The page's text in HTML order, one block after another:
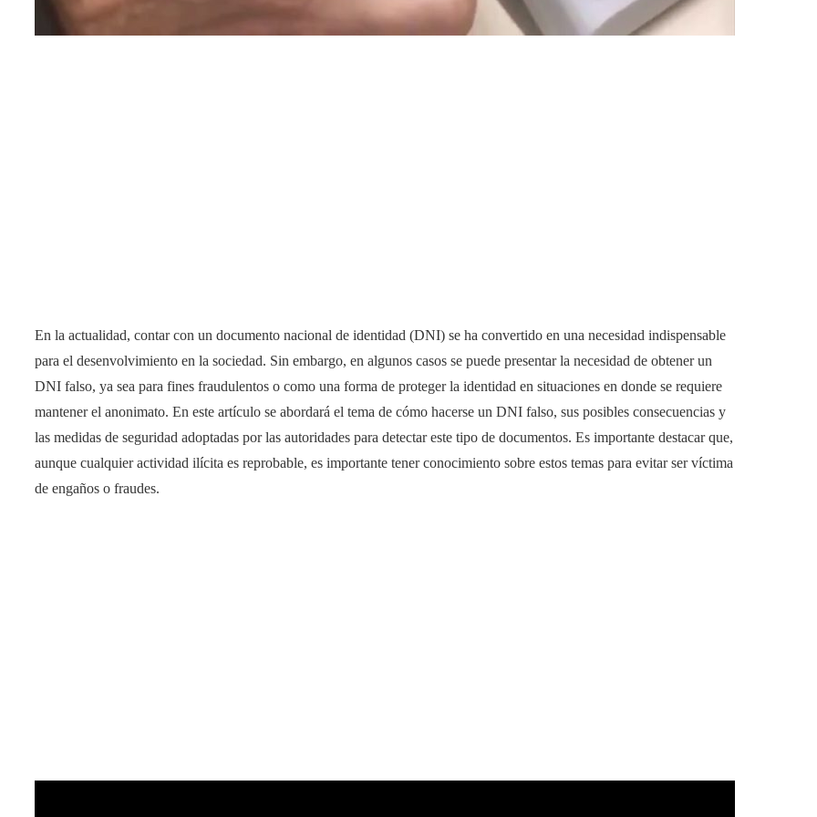
En la actualidad, contar con un documento nacional de identidad (DNI) se ha convertido en una necesidad indispensable
para el desenvolvimiento en la sociedad. Sin embargo, en algunos casos se puede presentar la necesidad de obtener un
DNI falso, ya sea para fines fraudulentos o como una forma de proteger la identidad en situaciones en donde se requiere
mantener el anonimato. En este artículo se abordará el tema de cómo hacerse un DNI falso, sus posibles consecuencias y
las medidas de seguridad adoptadas por las autoridades para detectar este tipo de documentos. Es importante destacar que,
aunque cualquier actividad ilícita es reprobable, es importante tener conocimiento sobre estos temas para evitar ser víctima
de engaños o fraudes.